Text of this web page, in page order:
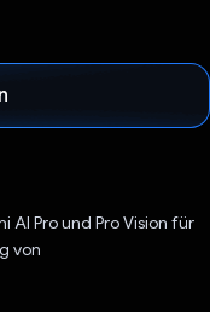
Pro und Pro Vision für
von